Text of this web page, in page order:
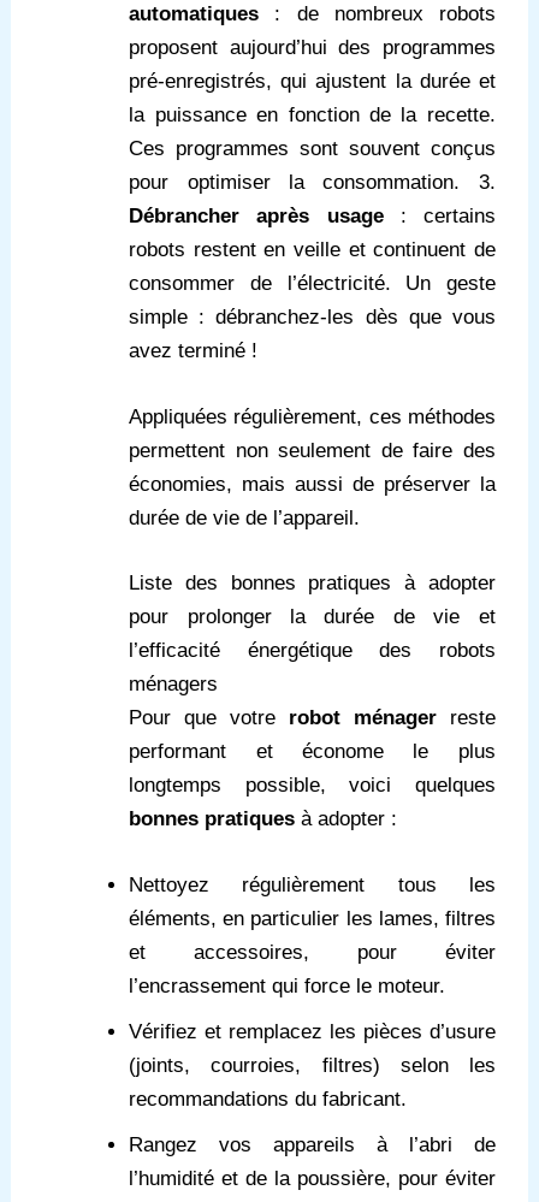
automatiques : de nombreux robots
proposent aujourd’hui des programmes
pré-enregistrés, qui ajustent la durée et
la puissance en fonction de la recette.
Ces programmes sont souvent conçus
pour optimiser la consommation. 3.
Débrancher après usage: certains
robots restent en veille et continuent de
consommer de l’électricité. Un geste
simple : débranchez-les dès que vous
avez terminé !
Appliquées régulièrement, ces méthodes
permettent non seulement de faire des
économies, mais aussi de préserver la
durée de vie de l’appareil.
Liste des bonnes pratiques à adopter
pour prolonger la durée de vie et
l’efficacité énergétique des robots
ménagers
Pour que votre robot ménagerreste
performant et économe le plus
longtemps possible, voici quelques
bonnes pratiques à adopter :
Nettoyez régulièrement tous les
éléments, en particulier les lames, filtres
et accessoires, pour éviter
l’encrassement qui force le moteur.
Vérifiez et remplacez les pièces d’usure
(joints, courroies, filtres) selon les
recommandations du fabricant.
Rangez vos appareils à l’abri de
l’humidité et de la poussière, pour éviter